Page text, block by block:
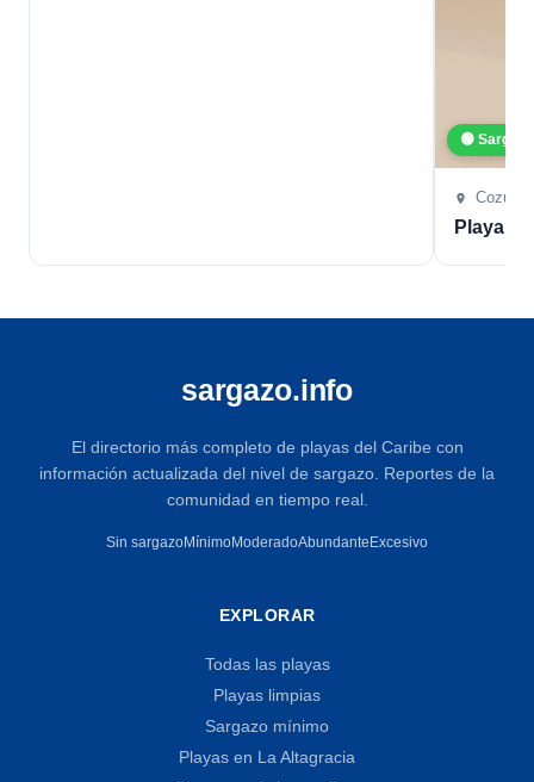
🟢
Playa
sargazo.info
El directorio más completo de playas del Caribe con
información actualizada del nivel de sargazo. Reportes de la
comunidad en tiempo real.
Sin sargazoMínimoModeradoAbundanteExcesivo
EXPLORAR
Todas las playas
Playas limpias
Sargazo mínimo
Playas en La Altagracia